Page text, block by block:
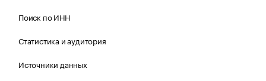
Поиск по ИНН
Статистика и аудитория
Источники данных